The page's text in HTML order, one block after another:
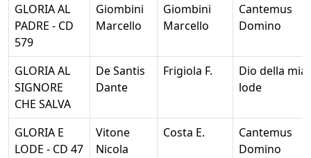
GLORIA AL
PADRE - CD
579
Giombini
Marcello
Giombini
Marcello
Cantemus
Domino
GLORIA AL
SIGNORE
CHE SALVA
De Santis
Dante
Frigiola F.
Dio della mia
lode
GLORIA E
LODE - CD 47
Vitone
Nicola
Costa E.
Cantemus
Domino